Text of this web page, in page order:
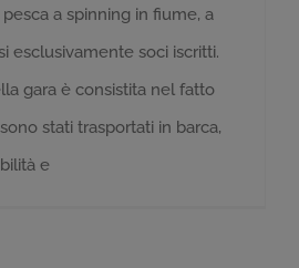
a spinning in fiume, a
esclusivamente soci iscritti.
gara è consistita nel fatto
stati trasportati in barca,
e